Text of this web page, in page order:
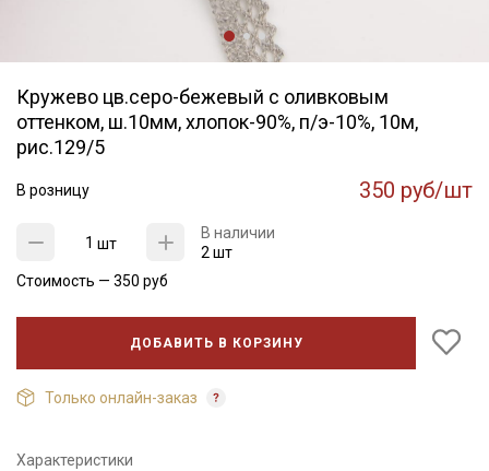
Кружево цв.серо-бежевый с оливковым
оттенком, ш.10мм, хлопок-90%, п/э-10%, 10м,
рис.129/5
В розницу 350 руб/шт
шт
В наличии
2 шт
Стоимость — 350 руб
ДОБАВИТЬ В КОРЗИНУ
Только онлайн-заказ
Характеристики